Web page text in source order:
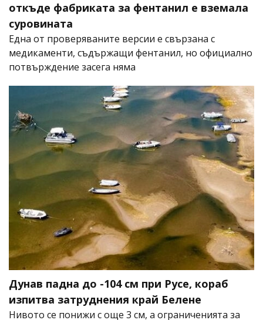
откъде фабриката за фентанил е вземала
суровината
Една от проверяваните версии е свързана с
медикаменти, съдържащи фентанил, но официално
потвърждение засега няма
Дунав падна до -104 см при Русе, кораб
изпитва затруднения край Белене
Нивото се понижи с още 3 см, а ограниченията за